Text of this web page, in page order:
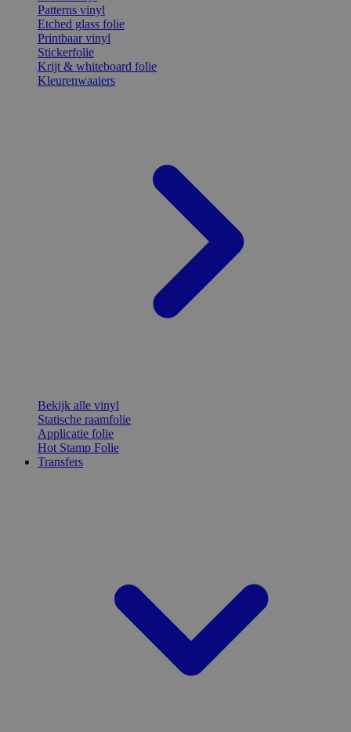
Patterns vinyl
Etched glass folie
Printbaar vinyl
Stickerfolie
Krijt & whiteboard folie
Kleurenwaaiers
Bekijk alle vinyl
Statische raamfolie
Applicatie folie
Hot Stamp Folie
Transfers